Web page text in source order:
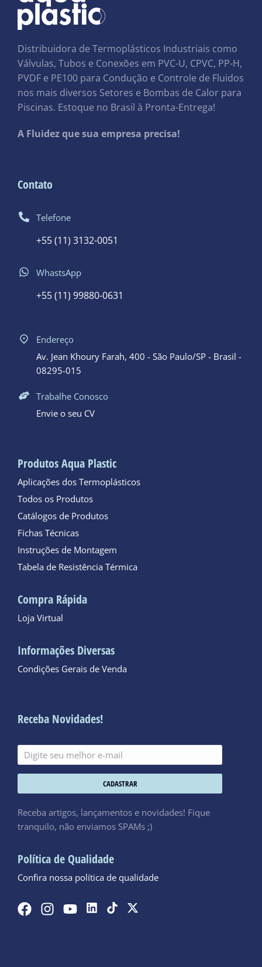
Distribuidora de Termoplásticos Industriais como
Válvulas, Tubos e Conexões em PVC-U, CPVC, PP-H,
PVDF e PE100 para Condução e Controle de Fluidos
nos mais diversos Setores e Bombas de Calor para
Piscinas. Estoque no Brasil à Pronta-Entrega!
A Fluidez que sua empresa precisa!
Contato
Telefone
+55 (11) 3132-0051
WhastsApp
+55 (11) 99880-0631
Endereço
Av. Jean Khoury Farah, 400 - São Paulo/SP - Brasil -
08295-015
Trabalhe Conosco
Envie o seu CV
Produtos Aqua Plastic
Aplicações dos Termoplásticos
Todos os Produtos
Catálogos de Produtos
Fichas Técnicas
Instruções de Montagem
Tabela de Resistência Térmica
Compra Rápida
Loja Virtual
Informações Diversas
Condições Gerais de Venda
Receba Novidades!
CADASTRAR
Receba artigos, lançamentos e novidades! Fique
tranquilo, não enviamos SPAMs ;)
Política de Qualidade
Confira nossa política de qualidade